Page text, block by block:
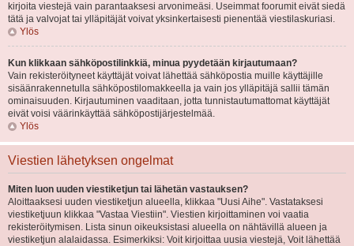
kirjoita viestejä vain parantaaksesi arvonimeäsi. Useimmat foorumit eivät siedä
tätä ja valvojat tai ylläpitäjät voivat yksinkertaisesti pienentää viestilaskuriasi.
Ylös
Kun klikkaan sähköpostilinkkiä, minua pyydetään kirjautumaan?
Vain rekisteröityneet käyttäjät voivat lähettää sähköpostia muille käyttäjille
sisäänrakennetulla sähköpostilomakkeella ja vain jos ylläpitäjä sallii tämän
ominaisuuden. Kirjautuminen vaaditaan, jotta tunnistautumattomat käyttäjät
eivät voisi väärinkäyttää sähköpostijärjestelmää.
Ylös
Viestien lähetyksen ongelmat
Miten luon uuden viestiketjun tai lähetän vastauksen?
Aloittaaksesi uuden viestiketjun alueella, klikkaa "Uusi Aihe". Vastataksesi
viestiketjuun klikkaa "Vastaa Viestiin". Viestien kirjoittaminen voi vaatia
rekisteröitymisen. Lista sinun oikeuksistasi alueella on nähtävillä alueen ja
viestiketjun alalaidassa. Esimerkiksi: Voit kirjoittaa uusia viestejä, Voit lähettää